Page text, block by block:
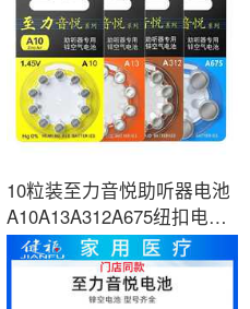
10粒装至力音悦助听器电池
A10A13A312A675纽扣电池
日期新鲜 1.45V